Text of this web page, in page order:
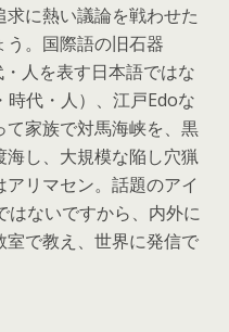
に熱い議論を戦わせた
。国際語の旧石器
人を表す日本語ではな
時代・人）、江戸Edoな
て家族で対馬海峡を、黒
し、大規模な陥し穴猟
リマセン。話題のアイ
はないですから、内外に
で教え、世界に発信で